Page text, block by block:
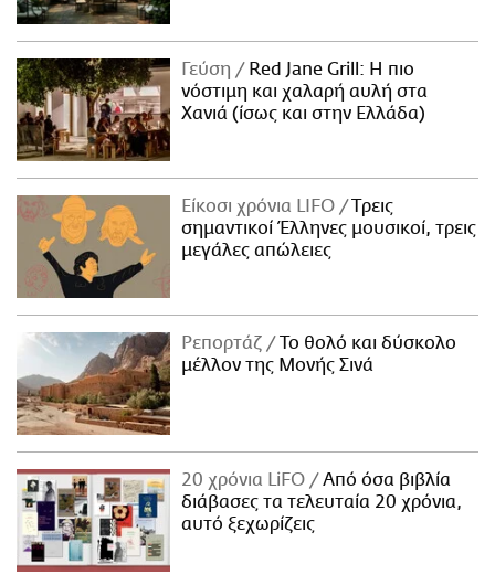
Γεύση
Red Jane Grill: Η πιο
νόστιμη και χαλαρή αυλή στα
Χανιά (ίσως και στην Ελλάδα)
Είκοσι χρόνια LIFO
Tρεις
σημαντικοί Έλληνες μουσικοί, τρεις
μεγάλες απώλειες
Ρεπορτάζ
Το θολό και δύσκολο
μέλλον της Μονής Σινά
20 χρόνια LiFO
Από όσα βιβλία
διάβασες τα τελευταία 20 χρόνια,
αυτό ξεχωρίζεις